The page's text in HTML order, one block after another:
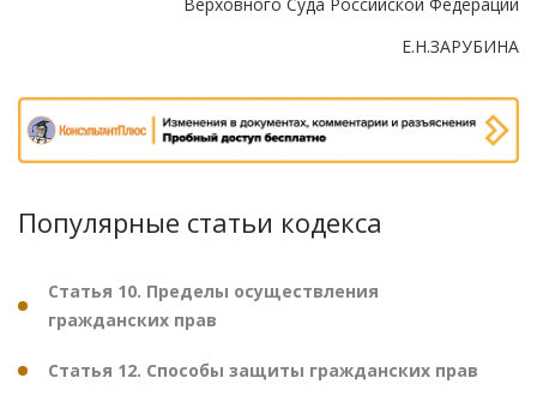
Е.Н.ЗАРУБИНА
Популярные статьи кодекса
Статья 10. Пределы осуществления
гражданских прав
Статья 12. Способы защиты гражданских прав